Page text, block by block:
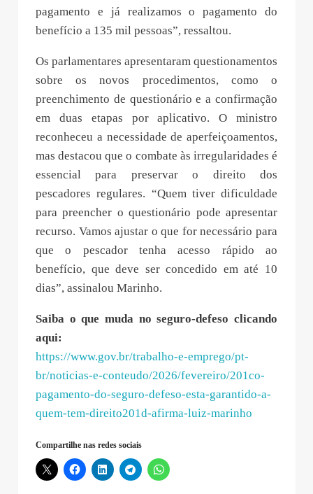
pagamento e já realizamos o pagamento do
benefício a 135 mil pessoas”, ressaltou.
Os parlamentares apresentaram questionamentos
sobre os novos procedimentos, como o
preenchimento de questionário e a confirmação
em duas etapas por aplicativo. O ministro
reconheceu a necessidade de aperfeiçoamentos,
mas destacou que o combate às irregularidades é
essencial para preservar o direito dos
pescadores regulares. “Quem tiver dificuldade
para preencher o questionário pode apresentar
recurso. Vamos ajustar o que for necessário para
que o pescador tenha acesso rápido ao
benefício, que deve ser concedido em até 10
dias”, assinalou Marinho.
Saiba o que muda no seguro-defeso clicando
aqui:
https://www.gov.br/trabalho-e-emprego/pt-
br/noticias-e-conteudo/2026/fevereiro/201co-
pagamento-do-seguro-defeso-esta-garantido-a-
quem-tem-direito201d-afirma-luiz-marinho
Compartilhe nas redes sociais